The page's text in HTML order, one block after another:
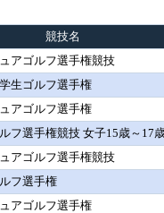
競技名
アゴルフ選手権競技
生ゴルフ選手権
アゴルフ選手権
フ選手権競技 女子15歳～17
アゴルフ選手権競技
フ選手権
アゴルフ選手権